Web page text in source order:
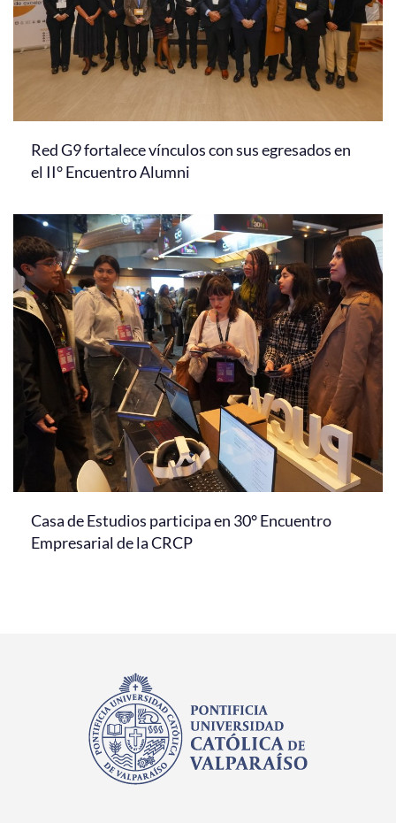
Red G9 fortalece vínculos con sus egresados en
el II° Encuentro Alumni
Casa de Estudios participa en 30° Encuentro
Empresarial de la CRCP